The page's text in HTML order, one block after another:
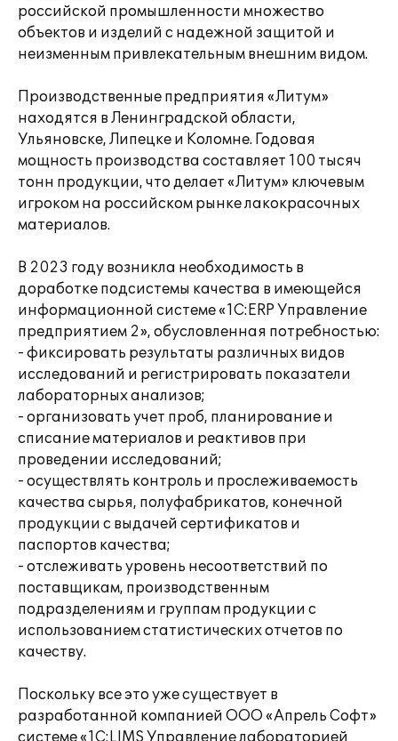
российской промышленности множество
объектов и изделий с надежной защитой и
неизменным привлекательным внешним видом.
Производственные предприятия «Литум»
находятся в Ленинградской области,
Ульяновске, Липецке и Коломне. Годовая
мощность производства составляет 100 тысяч
тонн продукции, что делает «Литум» ключевым
игроком на российском рынке лакокрасочных
материалов.
В 2023 году возникла необходимость в
доработке подсистемы качества в имеющейся
информационной системе «1C:ERP Управление
предприятием 2», обусловленная потребностью:
- фиксировать результаты различных видов
исследований и регистрировать показатели
лабораторных анализов;
- организовать учет проб, планирование и
списание материалов и реактивов при
проведении исследований;
- осуществлять контроль и прослеживаемость
качества сырья, полуфабрикатов, конечной
продукции с выдачей сертификатов и
паспортов качества;
- отслеживать уровень несоответствий по
поставщикам, производственным
подразделениям и группам продукции с
использованием статистических отчетов по
качеству.
Поскольку все это уже существует в
разработанной компанией ООО «Апрель Софт»
системе «1С:LIMS Управление лабораторией